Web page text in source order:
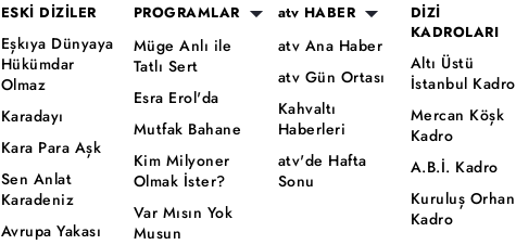
ESKİ DİZİLER
Eşkıya Dünyaya
Hükümdar
Olmaz
Karadayı
Kara Para Aşk
Sen Anlat
Karadeniz
Avrupa Yakası
PROGRAMLAR
Müge Anlı ile
Tatlı Sert
Esra Erol'da
Mutfak Bahane
Kim Milyoner
Olmak İster?
Var Mısın Yok
Musun
atv HABER
atv Ana Haber
atv Gün Ortası
Kahvaltı
Haberleri
atv'de Hafta
Sonu
DİZİ
KADROLARI
Altı Üstü
İstanbul Kadro
Mercan Köşk
Kadro
A.B.İ. Kadro
Kuruluş Orhan
Kadro